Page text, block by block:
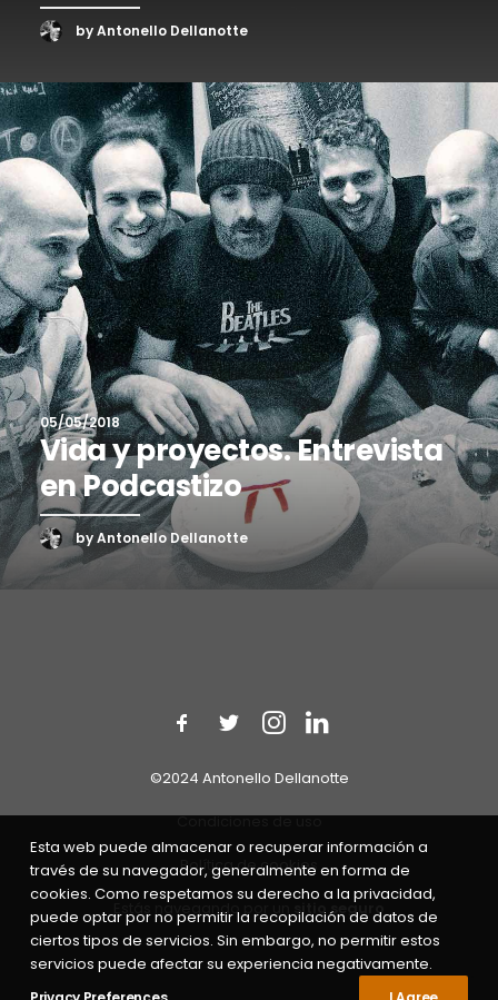
by Antonello Dellanotte
05/05/2018
Vida y proyectos. Entrevista
en Podcastizo
by Antonello Dellanotte
©2024 Antonello Dellanotte
Condiciones de uso
Política de cookies
Estás navegando por un sitio seguro
Esta web puede almacenar o recuperar información a
través de su navegador, generalmente en forma de
cookies. Como respetamos su derecho a la privacidad,
puede optar por no permitir la recopilación de datos de
ciertos tipos de servicios. Sin embargo, no permitir estos
servicios puede afectar su experiencia negativamente.